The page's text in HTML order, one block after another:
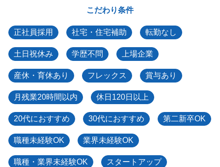
こだわり条件
正社員採用 社宅・住宅補助 転勤なし
土日祝休み 学歴不問 上場企業
産休・育休あり フレックス 賞与あり
月残業20時間以内 休日120日以上
20代におすすめ 30代におすすめ 第二新卒OK
職種未経験OK 業界未経験OK
職種・業界未経験OK スタートアップ